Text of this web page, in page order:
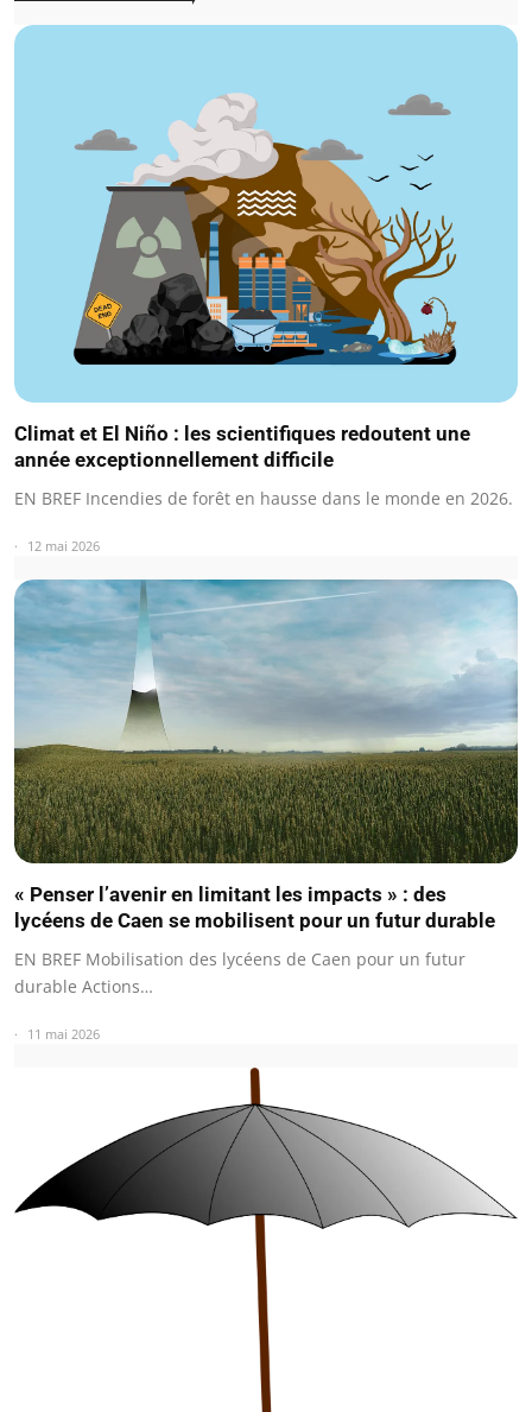
Climat et El Niño : les scientifiques redoutent une
année exceptionnellement difficile
EN BREF Incendies de forêt en hausse dans le monde en 2026.
12 mai 2026
« Penser l’avenir en limitant les impacts » : des
lycéens de Caen se mobilisent pour un futur durable
EN BREF Mobilisation des lycéens de Caen pour un futur
durable Actions…
11 mai 2026